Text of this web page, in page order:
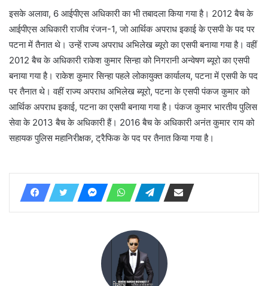
इसके अलावा, 6 आईपीएस अधिकारी का भी तबादला किया गया है। 2012 बैच के
आईपीएस अधिकारी राजीव रंजन-1, जो आर्थिक अपराध इकाई के एसपी के पद पर
पटना में तैनात थे। उन्हें राज्य अपराध अभिलेख ब्यूरो का एसपी बनाया गया है। वहीं
2012 बैच के अधिकारी राकेश कुमार सिन्हा को निगरानी अन्वेषण ब्यूरो का एसपी
बनाया गया है। राकेश कुमार सिन्हा पहले लोकायुक्त कार्यालय, पटना में एसपी के पद
पर तैनात थे। वहीं राज्य अपराध अभिलेख ब्यूरो, पटना के एसपी पंकज कुमार को
आर्थिक अपराध इकाई, पटना का एसपी बनाया गया है। पंकज कुमार भारतीय पुलिस
सेवा के 2013 बैच के अधिकारी हैं। 2016 बैच के अधिकारी अनंत कुमार राय को
सहायक पुलिस महानिरीक्षक, ट्रैफिक के पद पर तैनात किया गया है।